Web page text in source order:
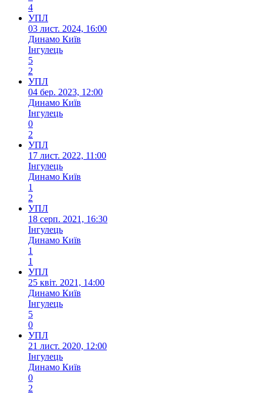
4
УПЛ
03 лист. 2024, 16:00
Динамо Київ
Інгулець
5
2
УПЛ
04 бер. 2023, 12:00
Динамо Київ
Інгулець
0
2
УПЛ
17 лист. 2022, 11:00
Інгулець
Динамо Київ
1
2
УПЛ
18 серп. 2021, 16:30
Інгулець
Динамо Київ
1
1
УПЛ
25 квіт. 2021, 14:00
Динамо Київ
Інгулець
5
0
УПЛ
21 лист. 2020, 12:00
Інгулець
Динамо Київ
0
2